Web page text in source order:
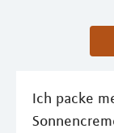
Ich packe